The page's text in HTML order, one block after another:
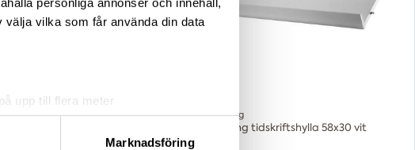
vilka som får använda din data
upp till flera meter
i
detaljsektionen. Du kan ändra
Marknadsföring
String String
String tidskriftshylla 58x30 vit